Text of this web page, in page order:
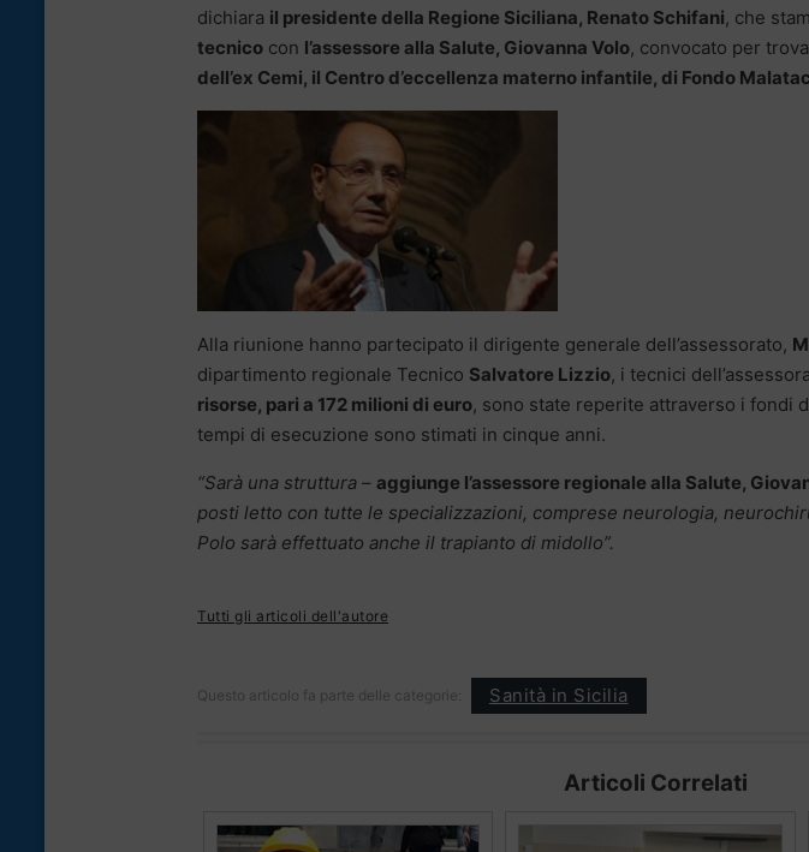
dichiara il presidente della Regione Siciliana, Renato Schifani, che
tecnico con l’assessore alla Salute, Giovanna Volo, convocato per
dell’ex Cemi, il Centro d’eccellenza materno infantile, di Fondo
Alla riunione hanno partecipato il dirigente generale dell’assessorato,
dipartimento regionale Tecnico Salvatore Lizzio, i tecnici
risorse, pari a 172 milioni di euro, sono state reperite attraverso i fondi
tempi di esecuzione sono stimati in cinque anni.
“Sarà una struttura – aggiunge l’assessore regionale alla Salute,
posti letto con tutte le specializzazioni, comprese neurologia,
Polo sarà effettuato anche il trapianto di midollo”.
Tutti gli articoli dell'autore
Questo articolo fa parte delle categorie: Sanità in Sicilia
Articoli Correlati